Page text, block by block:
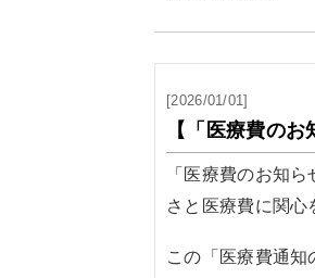
[2026/01/01]
【「医療費のお
「医療費のお知
さと医療費に関心
この「医療費通知